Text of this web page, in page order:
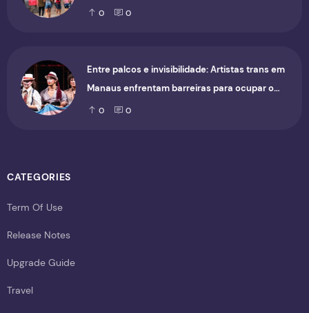
0 0
Entre palcos e invisibilidade: Artistas trans em
Manaus enfrentam barreiras para ocupar o
cenário cultural
0 0
CATEGORIES
Term Of Use
Release Notes
Upgrade Guide
Travel